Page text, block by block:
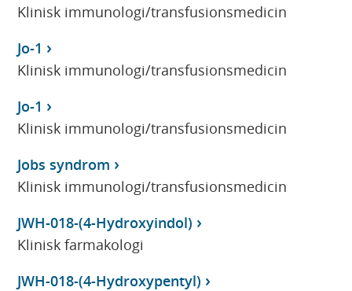
Klinisk immunologi/transfusionsmedicin
Jo-1
Klinisk immunologi/transfusionsmedicin
Jo-1
Klinisk immunologi/transfusionsmedicin
Jobs syndrom
Klinisk immunologi/transfusionsmedicin
JWH-018-(4-Hydroxyindol)
Klinisk farmakologi
JWH-018-(4-Hydroxypentyl)